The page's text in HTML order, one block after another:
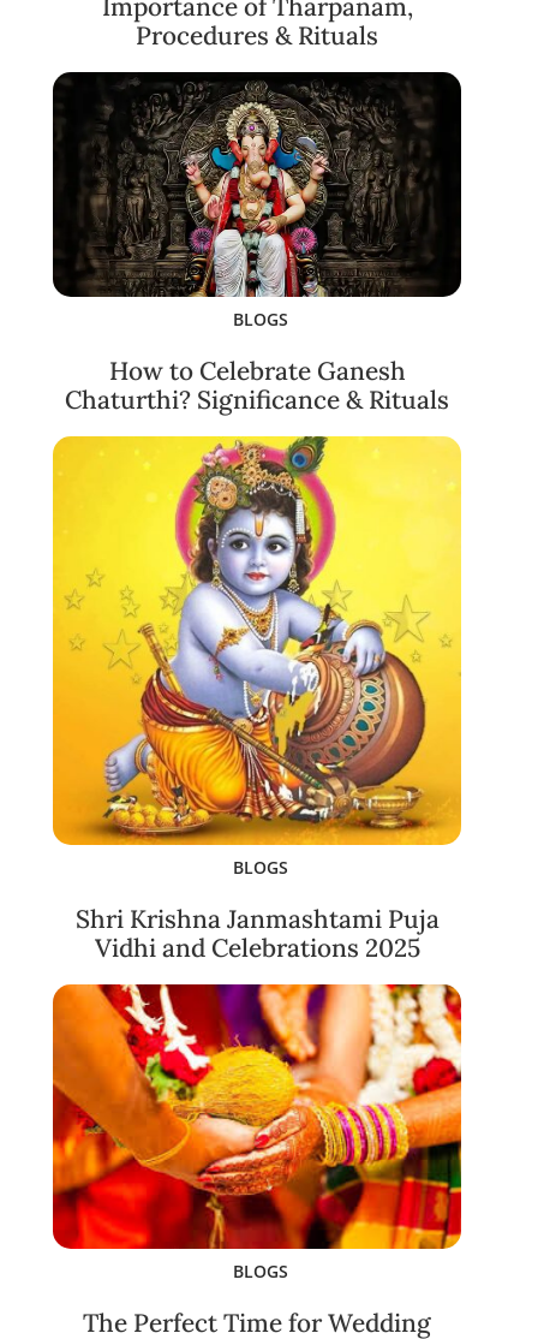
Importance of Tharpanam,
Procedures & Rituals
BLOGS
How to Celebrate Ganesh
Chaturthi? Significance & Rituals
BLOGS
Shri Krishna Janmashtami Puja
Vidhi and Celebrations 2025
BLOGS
The Perfect Time for Wedding